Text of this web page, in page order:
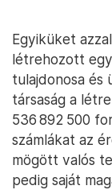
Egyiküket
létrehozott
tulajdonosa és
társaság a
536 892 500
számlákat az
mögött valós
pedig saját